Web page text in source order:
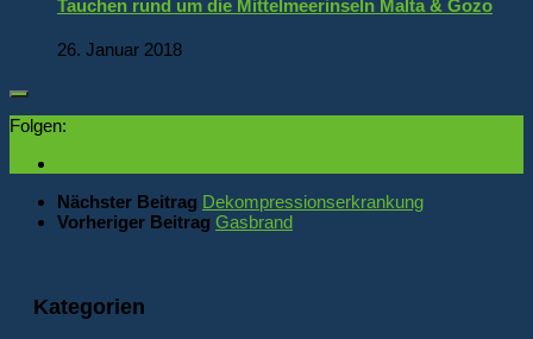
Tauchen rund um die Mittelmeerinseln Malta & Gozo
26. Januar 2018
Folgen:
Nächster Beitrag Dekompressionserkrankung
Vorheriger Beitrag Gasbrand
Kategorien